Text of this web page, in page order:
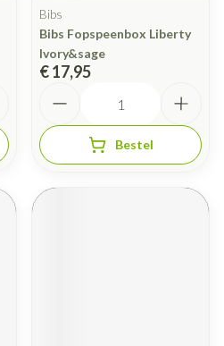
Bibs
Bibs Fopspeenbox Liberty
Ivory&sage
€ 17,95
Bestel